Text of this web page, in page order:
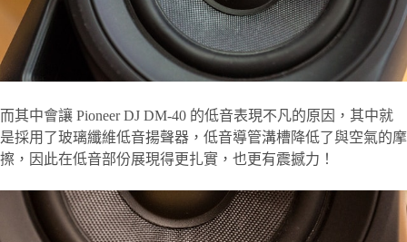
而其中會讓 Pioneer DJ DM-40 的低音表現不凡的原因，其中就
是採用了玻璃纖維低音揚聲器，低音導管溝槽降低了與空氣的摩
擦，因此在低音部份展現得更扎實，也更有震撼力！